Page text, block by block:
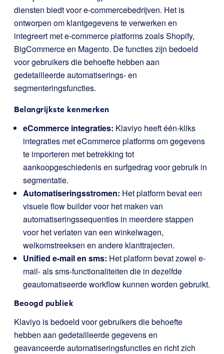
diensten biedt voor e-commercebedrijven. Het is
ontworpen om klantgegevens te verwerken en
integreert met e-commerce platforms zoals Shopify,
BigCommerce en Magento. De functies zijn bedoeld
voor gebruikers die behoefte hebben aan
gedetailleerde automatiserings- en
segmenteringsfuncties.
Belangrijkste kenmerken
eCommerce integraties: Klaviyo heeft één-kliks
integraties met eCommerce platforms om gegevens
te importeren met betrekking tot
aankoopgeschiedenis en surfgedrag voor gebruik in
segmentatie.
Automatiseringsstromen: Het platform bevat een
visuele flow builder voor het maken van
automatiseringssequenties in meerdere stappen
voor het verlaten van een winkelwagen,
welkomstreeksen en andere klanttrajecten.
Unified e-mail en sms: Het platform bevat zowel e-
mail- als sms-functionaliteiten die in dezelfde
geautomatiseerde workflow kunnen worden gebruikt.
Beoogd publiek
Klaviyo is bedoeld voor gebruikers die behoefte
hebben aan gedetailleerde gegevens en
geavanceerde automatiseringsfuncties en richt zich